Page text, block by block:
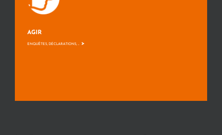
AGIR
ENQUÊTES, DÉCLARATIONS, ... >